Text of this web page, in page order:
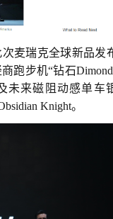
麦瑞克全球新品发
跑步机“钻石
未来磁阻动感单车
Knight。